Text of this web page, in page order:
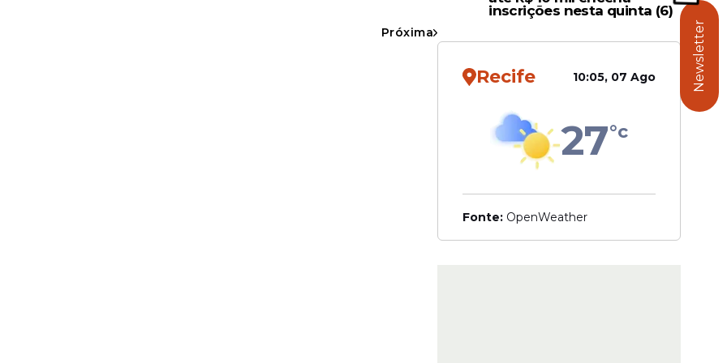
vulneráveis aos impactos das chuvas.
de forma planejada, contínua e em parceria com o
Próxima
inscrições nesta quinta (6)
Recife 10:05, 07 Ago
27°c
Fonte: OpenWeather
Newsletter